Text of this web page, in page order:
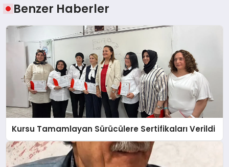
Benzer Haberler
Kursu Tamamlayan Sürücülere Sertifikaları Verildi